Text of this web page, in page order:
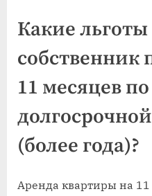
Какие
собственник
11 месяцев
(более года)?
Аренда квартиры на